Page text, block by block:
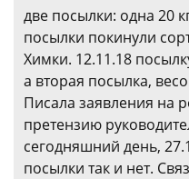
две посылки: одна 20
посылки покинули
Химки. 12.11.18
а вторая посылка,
Писала заявления на
претензию
сегодняшний день,
посылки так и нет.